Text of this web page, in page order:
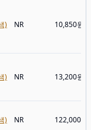
) NR 10,850원
) NR 13,200원
) NR 122,000원